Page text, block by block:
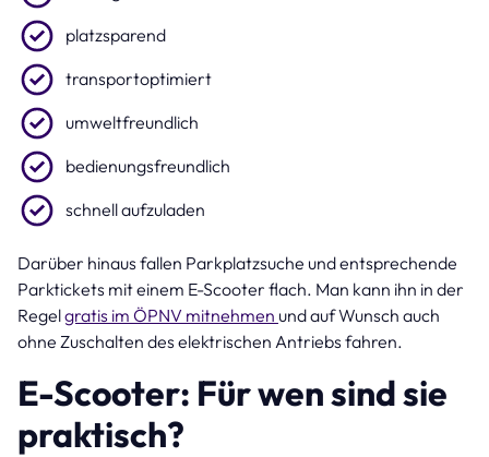
platzsparend
transportoptimiert
umweltfreundlich
bedienungsfreundlich
schnell aufzuladen
Darüber hinaus fallen Parkplatzsuche und entsprechende
Parktickets mit einem E-Scooter flach. Man kann ihn in der
Regelgratis im ÖPNV mitnehmen und auf Wunsch auch
ohne Zuschalten des elektrischen Antriebs fahren.
E-Scooter: Für wen sind sie
praktisch?